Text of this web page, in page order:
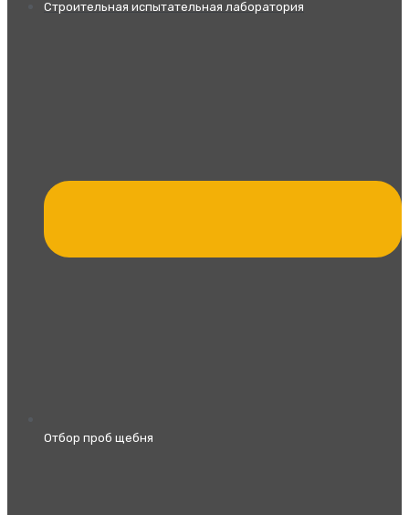
Строительная испытательная лаборатория
Отбор проб щебня